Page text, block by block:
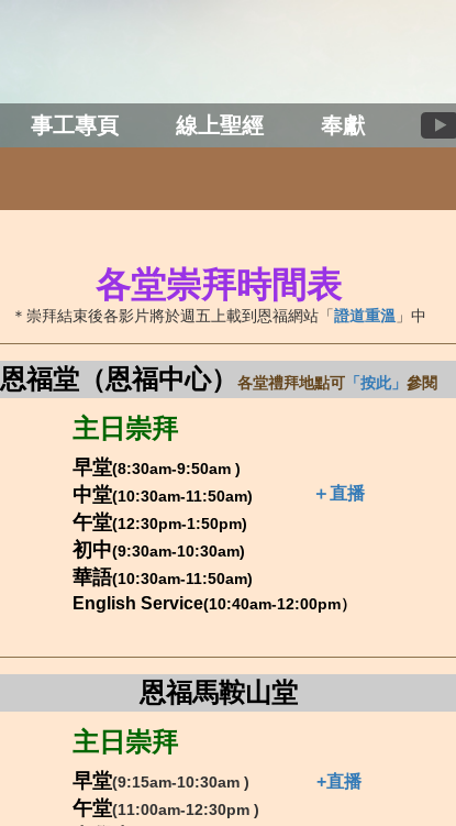
事工專頁 線上聖經 奉獻
各堂崇拜時間表
＊崇拜結束後各影片將於週五上載到恩福網站「證道重溫 」中
恩福堂（恩福中心） 各堂禮拜地點可 「按此」 參閱
主日崇拜
早堂(8:30am-9:50am )
中堂(10:30am-11:50am) ＋直播
午堂(12:30pm-1:50pm)
初中(9:30am-10:30am)
華語(10:30am-11:50am)
English Service(10:40am-12:00pm）
恩福馬鞍山堂
主日崇拜
早堂(9:15am-10:30am) +直播
午堂(11:00am-12:30pm)